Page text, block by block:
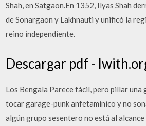
Shah, en Satgaon.En 1352, Ilyas Shah
de Sonargaon y Lakhnauti y unificó la
reino independiente.
Descargar pdf -
Los Bengala Parece fácil, pero pillar una
tocar garage-punk anfetamínico y no
algún grupo sesentero no está al alcance